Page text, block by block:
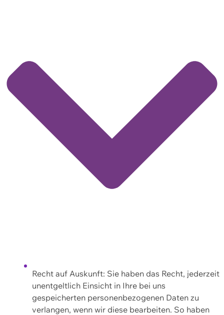
Recht auf Auskunft: Sie haben das Recht, jederzeit
unentgeltlich Einsicht in Ihre bei uns
gespeicherten personenbezogenen Daten zu
verlangen, wenn wir diese bearbeiten. So haben